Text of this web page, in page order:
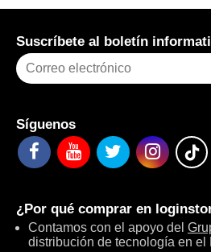
Suscríbete al boletín
Síguenos
¿Por qué comprar en
Contamos con el apoyo del
distribución de tecnología en el